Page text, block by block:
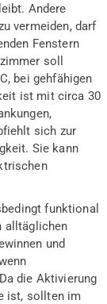
Andere
vermeiden, darf
Fenstern
soll
bei gehfähigen
ist mit circa 30
sich zur
Sie kann
funktional
alltäglichen
und
die Aktivierung
ist, sollten im